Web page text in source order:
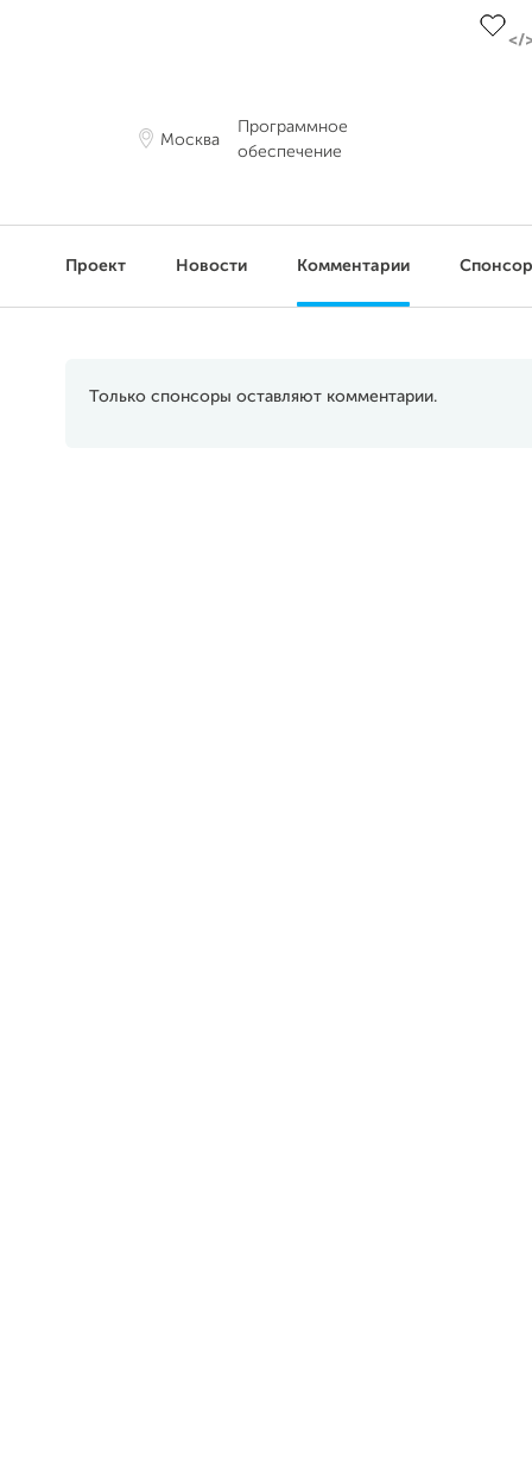
Москва
Программное
обеспечение
Проект Новости Комментарии
Только спонсоры оставляют комментарии.